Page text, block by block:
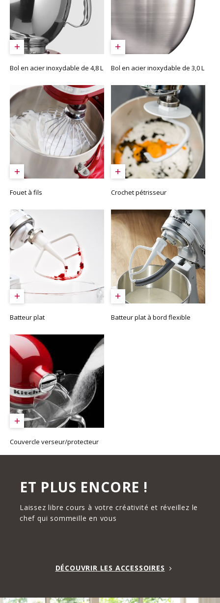
Bol en acier inoxydable de 4,8 L Bol en acier inoxydable de 3,0 L
Fouet à fils Crochet pétrisseur
Batteur plat Batteur plat à bord flexible
Couvercle verseur/protecteur
ET PLUS ENCORE !
Laissez libre cours à votre créativité et réveillez le
chef qui sommeille en vous
DÉCOUVRIR LES ACCESSOIRES